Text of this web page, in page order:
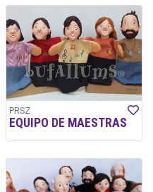
PRSZ
EQUIPO DE MAESTRAS